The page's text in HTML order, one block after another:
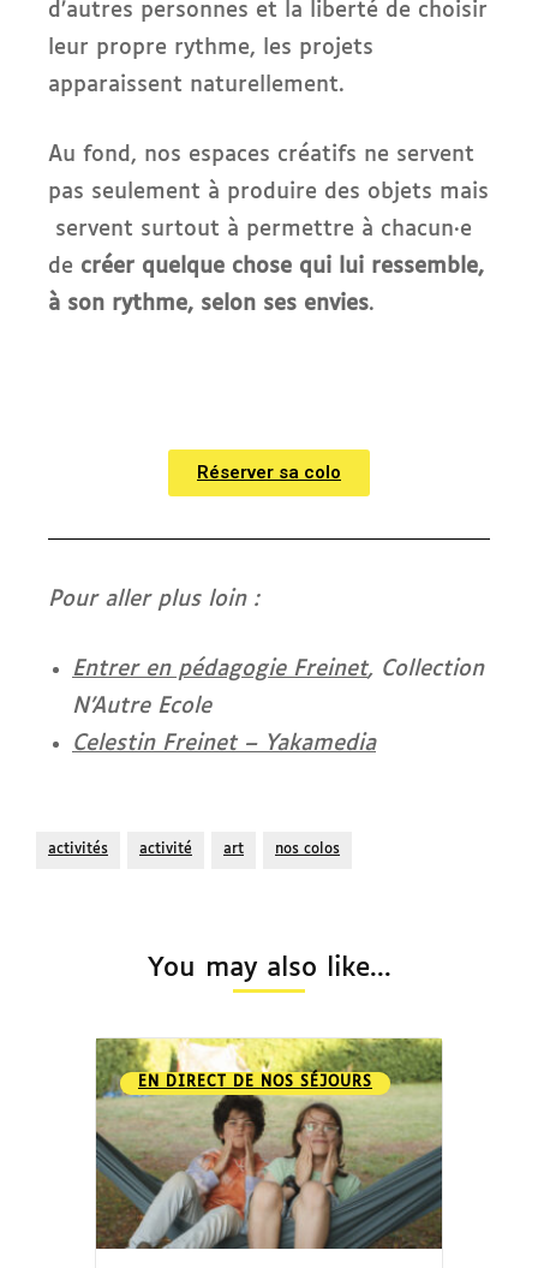
d’autres personnes et la liberté de choisir
leur propre rythme, les projets
apparaissent naturellement.
Au fond, nos espaces créatifs ne servent
pas seulement à produire des objets mais
servent surtout à permettre à chacun·e
de créer quelque chose qui lui ressemble,
à son rythme, selon ses envies.
Réserver sa colo
Pour aller plus loin :
Entrer en pédagogie Freinet, Collection
N’Autre Ecole
Celestin Freinet – Yakamedia
activités activité art nos colos
You may also like...
EN DIRECT DE NOS SÉJOURS